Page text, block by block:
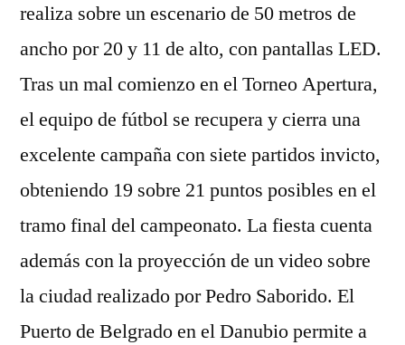
realiza sobre un escenario de 50 metros de
ancho por 20 y 11 de alto, con pantallas LED.
Tras un mal comienzo en el Torneo Apertura,
el equipo de fútbol se recupera y cierra una
excelente campaña con siete partidos invicto,
obteniendo 19 sobre 21 puntos posibles en el
tramo final del campeonato. La fiesta cuenta
además con la proyección de un video sobre
la ciudad realizado por Pedro Saborido. El
Puerto de Belgrado en el Danubio permite a